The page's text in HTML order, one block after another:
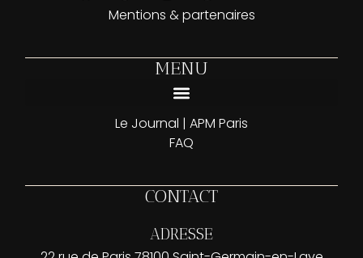
MENU
Le Journal | APM Paris
FAQ
Mentions & partenaires
CONTACT
ADRESSE